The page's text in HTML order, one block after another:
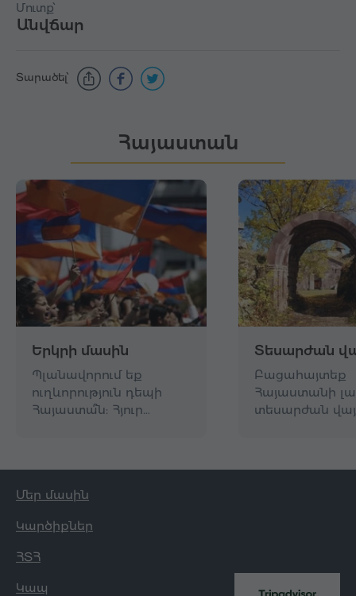
Մուտք՝
Անվճար
Տարածել՝
Հայաստան
Երկրի մասին
Պլանավորում եք
ուղևորություն դեպի
Հայաստա՞ն: Հյուր…
Տեսարժան
Բացահայտեք
Հայաստանի
տեսարժան
Մեր մասին
Կարծիքներ
ՀՏՀ
Կապ